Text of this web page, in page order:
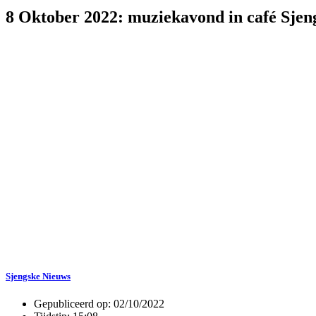
8 Oktober 2022: muziekavond in café
Sjengske Nieuws
Gepubliceerd op: 02/10/2022